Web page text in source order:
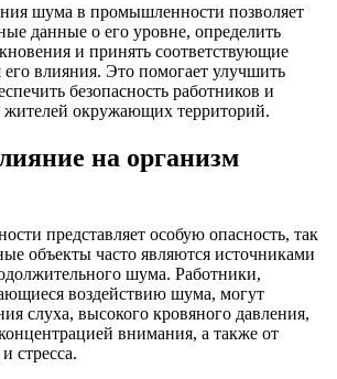
шума в промышленности позволяет
данные о его уровне, определить
и принять соответствующие
влияния. Это помогает улучшить
безопасность работников и
жителей окружающих территорий.
на организм
представляет особую опасность, так
объекты часто являются источниками
шума. Работники,
воздействию шума, могут
слуха, высокого кровяного давления,
внимания, а также от
стресса.